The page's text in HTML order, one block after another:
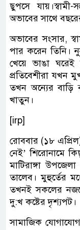
ছুপসে
অভাবের সাথে
অভাবের সংসার,
পার করেন তিনি।
খেয়ে ভাঙা ঘরেই
প্রতিবেশীরা যখন
তখন অন্যের বাড়ি
খাতুন।
[irp]
রোববার (১৮
নেই’ শিরোনামে
মাটিরাঙ্গা
তালেব। মুহুর্তের
তখনই সকলের
দু:খ কষ্টের দৃশ্যপট।
সামাজিক